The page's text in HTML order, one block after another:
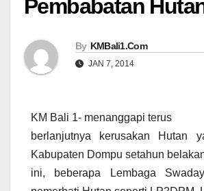
Pembabatan
By KMBali1.Com
JAN 7, 2014
KM Bali 1- menanggapi terus
berlanjutnya kerusakan Hutan
Kabupaten Dompu setahun
ini, beberapa Lembaga